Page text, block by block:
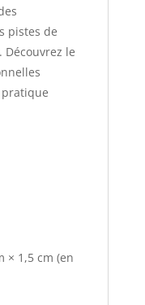
pistes de
le
× 1,5 cm (en